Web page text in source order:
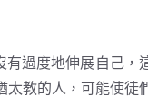
過度地伸展自己，
太教的人，可能使